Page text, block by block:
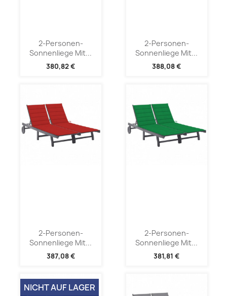
2-Personen-
Sonnenliege Mit...
380,82 €
2-Personen-
Sonnenliege Mit...
388,08 €
2-Personen-
Sonnenliege Mit...
387,08 €
2-Personen-
Sonnenliege Mit...
381,81 €
NICHT AUF LAGER